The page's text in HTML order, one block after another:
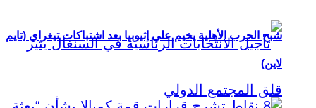
شبح الحرب الأهلية يخيم على إثيوبيا بعد اشتباكات تيغراي (تايم
لاين)